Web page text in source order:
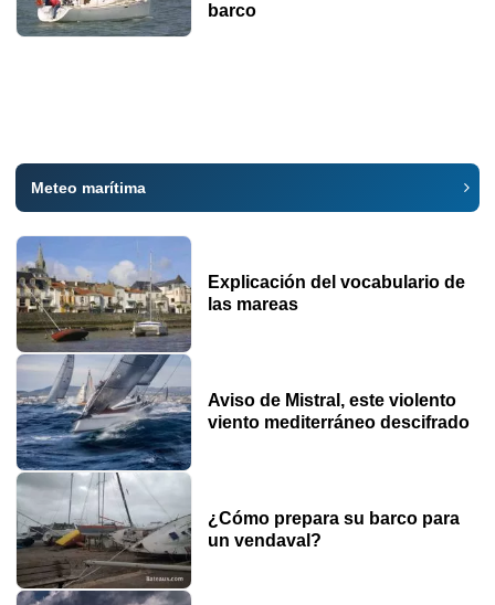
barco
Meteo marítima
Explicación del vocabulario de
las mareas
Aviso de Mistral, este violento
viento mediterráneo descifrado
¿Cómo prepara su barco para
un vendaval?